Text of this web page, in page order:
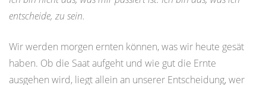
entscheide, zu sein.
Wir werden morgen ernten können, was wir heute gesät
haben. Ob die Saat aufgeht und wie gut die Ernte
ausgehen wird, liegt allein an unserer Entscheidung, wer